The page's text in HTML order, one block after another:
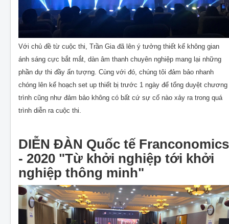
Với chủ đề từ cuộc thi, Trần Gia đã lên ý tưởng thiết kế không gian
ánh sáng cực bắt mắt, dàn âm thanh chuyên nghiệp mang lại những
phần dự thi đầy ấn tượng. Cùng với đó, chúng tôi đảm bảo nhanh
chóng lên kế hoạch set up thiết bị trước 1 ngày để tổng duyệt chương
trình cũng như đảm bảo không có bất cứ sự cố nào xảy ra trong quá
trình diễn ra cuộc thi.
DIỄN ĐÀN Quốc tế Franconomics
- 2020 "Từ khởi nghiệp tới khởi
nghiệp thông minh"